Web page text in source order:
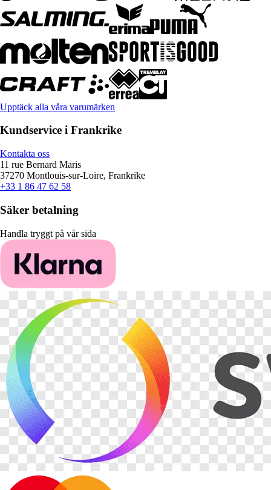
Upptäck alla våra varumärken
Kundservice i Frankrike
Kontakta oss
11 rue Bernard Maris
37270 Montlouis-sur-Loire, Frankrike
+33 1 86 47 62 58
Säker betalning
Handla tryggt på vår sida